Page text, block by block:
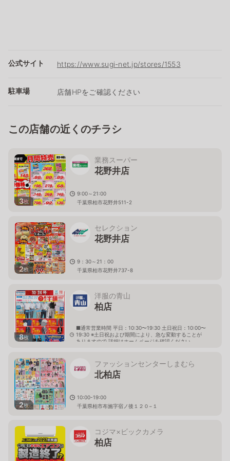
公式サイト https://www.sugi-net.jp/stores/1553
駐車場 店舗HPをご確認ください
この店舗の近くのチラシ
3枚
業務スーパー
花野井店
9:00～21:00
千葉県柏市花野井511-2
2枚
セレクション
花野井店
9：30～21：00
千葉県柏市花野井737-8
8枚
洋服の青山
柏店
■通常営業時間 平日：10:30〜19:30 土日祝日：10:00〜
19:30 ※土日祝および期間により、急な変動することが
ありますので 詳細はホームページを確認ください
2枚
ファッションセンターしまむら
北柏店
10:00-19:00
千葉県柏市布施字宿ノ後１２０−１
コジマ×ビックカメラ
柏店